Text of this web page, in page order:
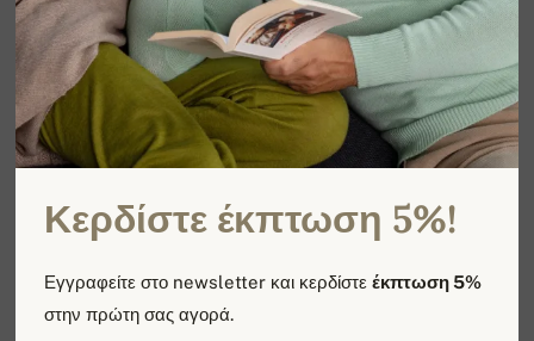
Κερδίστε έκπτωση 5%!
Εγγραφείτε στο newsletter και κερδίστεέκπτωση 5%
στην πρώτη σας αγορά.